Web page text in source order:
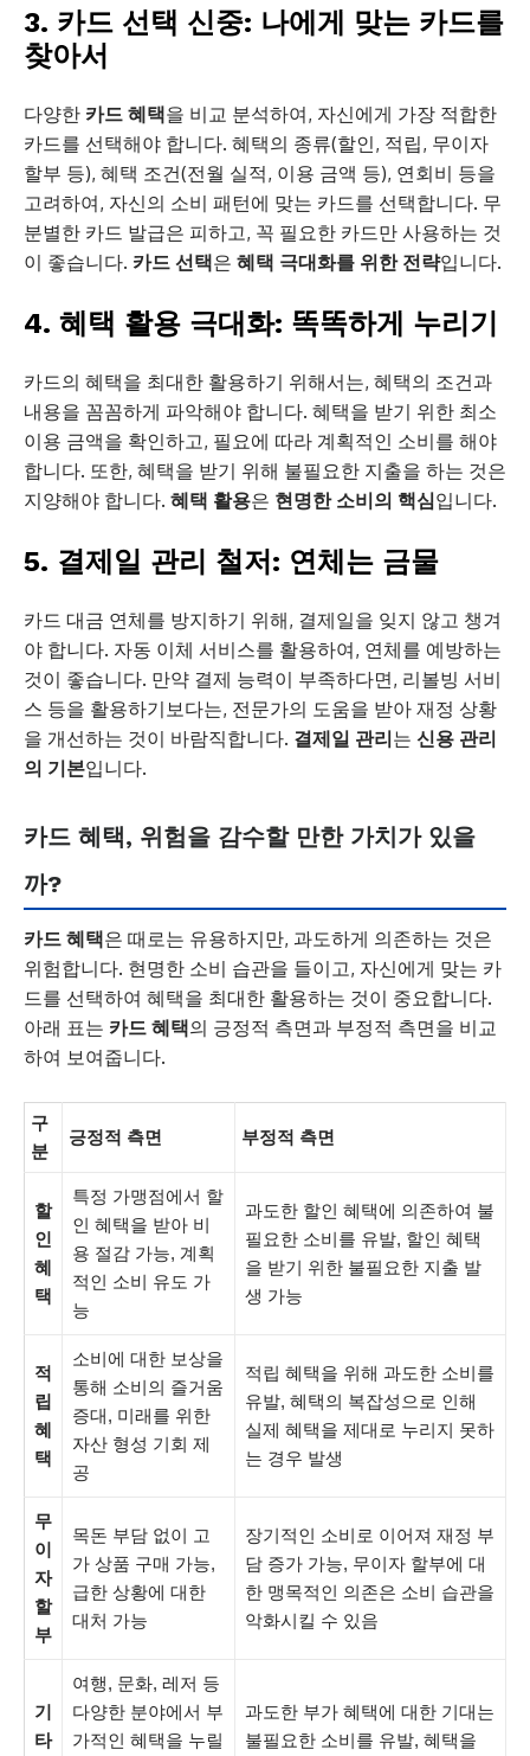
3. 카드 선택 신중: 나에게 맞는 카드를
찾아서
다양한 카드 혜택을 비교 분석하여, 자신에게 가장 적합한
카드를 선택해야 합니다. 혜택의 종류(할인, 적립, 무이자
할부 등), 혜택 조건(전월 실적, 이용 금액 등), 연회비 등을
고려하여, 자신의 소비 패턴에 맞는 카드를 선택합니다. 무
분별한 카드 발급은 피하고, 꼭 필요한 카드만 사용하는 것
이 좋습니다. 카드 선택은 혜택 극대화를 위한 전략입니다.
4. 혜택 활용 극대화: 똑똑하게 누리기
카드의 혜택을 최대한 활용하기 위해서는, 혜택의 조건과
내용을 꼼꼼하게 파악해야 합니다. 혜택을 받기 위한 최소
이용 금액을 확인하고, 필요에 따라 계획적인 소비를 해야
합니다. 또한, 혜택을 받기 위해 불필요한 지출을 하는 것은
지양해야 합니다. 혜택 활용은 현명한 소비의 핵심입니다.
5. 결제일 관리 철저: 연체는 금물
카드 대금 연체를 방지하기 위해, 결제일을 잊지 않고 챙겨
야 합니다. 자동 이체 서비스를 활용하여, 연체를 예방하는
것이 좋습니다. 만약 결제 능력이 부족하다면, 리볼빙 서비
스 등을 활용하기보다는, 전문가의 도움을 받아 재정 상황
을 개선하는 것이 바람직합니다. 결제일 관리는 신용 관리
의 기본입니다.
카드 혜택, 위험을 감수할 만한 가치가 있을
까?
카드 혜택은 때로는 유용하지만, 과도하게 의존하는 것은
위험합니다. 현명한 소비 습관을 들이고, 자신에게 맞는 카
드를 선택하여 혜택을 최대한 활용하는 것이 중요합니다.
아래 표는 카드 혜택의 긍정적 측면과 부정적 측면을 비교
하여 보여줍니다.
구
분
긍정적 측면 부정적 측면
할
인
혜
택
특정 가맹점에서 할
인 혜택을 받아 비
용 절감 가능, 계획
적인 소비 유도 가
능
과도한 할인 혜택에 의존하여 불
필요한 소비를 유발, 할인 혜택
을 받기 위한 불필요한 지출 발
생 가능
적
립
혜
택
소비에 대한 보상을
통해 소비의 즐거움
증대, 미래를 위한
자산 형성 기회 제
공
적립 혜택을 위해 과도한 소비를
유발, 혜택의 복잡성으로 인해
실제 혜택을 제대로 누리지 못하
는 경우 발생
무
이
자
할
부
목돈 부담 없이 고
가 상품 구매 가능,
급한 상황에 대한
대처 가능
장기적인 소비로 이어져 재정 부
담 증가 가능, 무이자 할부에 대
한 맹목적인 의존은 소비 습관을
악화시킬 수 있음
기
타
여행, 문화, 레저 등
다양한 분야에서 부
가적인 혜택을 누릴
과도한 부가 혜택에 대한 기대는
불필요한 소비를 유발, 혜택을